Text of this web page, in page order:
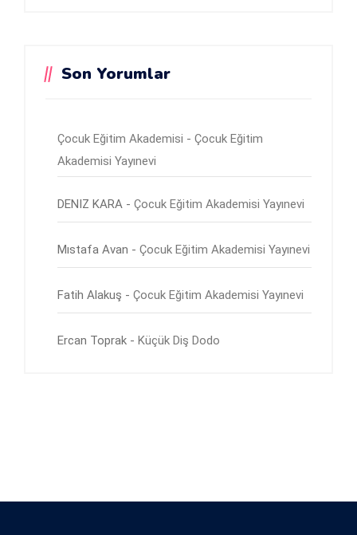
Son Yorumlar
Çocuk Eğitim Akademisi - Çocuk Eğitim
Akademisi Yayınevi
DENIZ KARA - Çocuk Eğitim Akademisi Yayınevi
Mıstafa Avan - Çocuk Eğitim Akademisi Yayınevi
Fatih Alakuş - Çocuk Eğitim Akademisi Yayınevi
Ercan Toprak - Küçük Diş Dodo